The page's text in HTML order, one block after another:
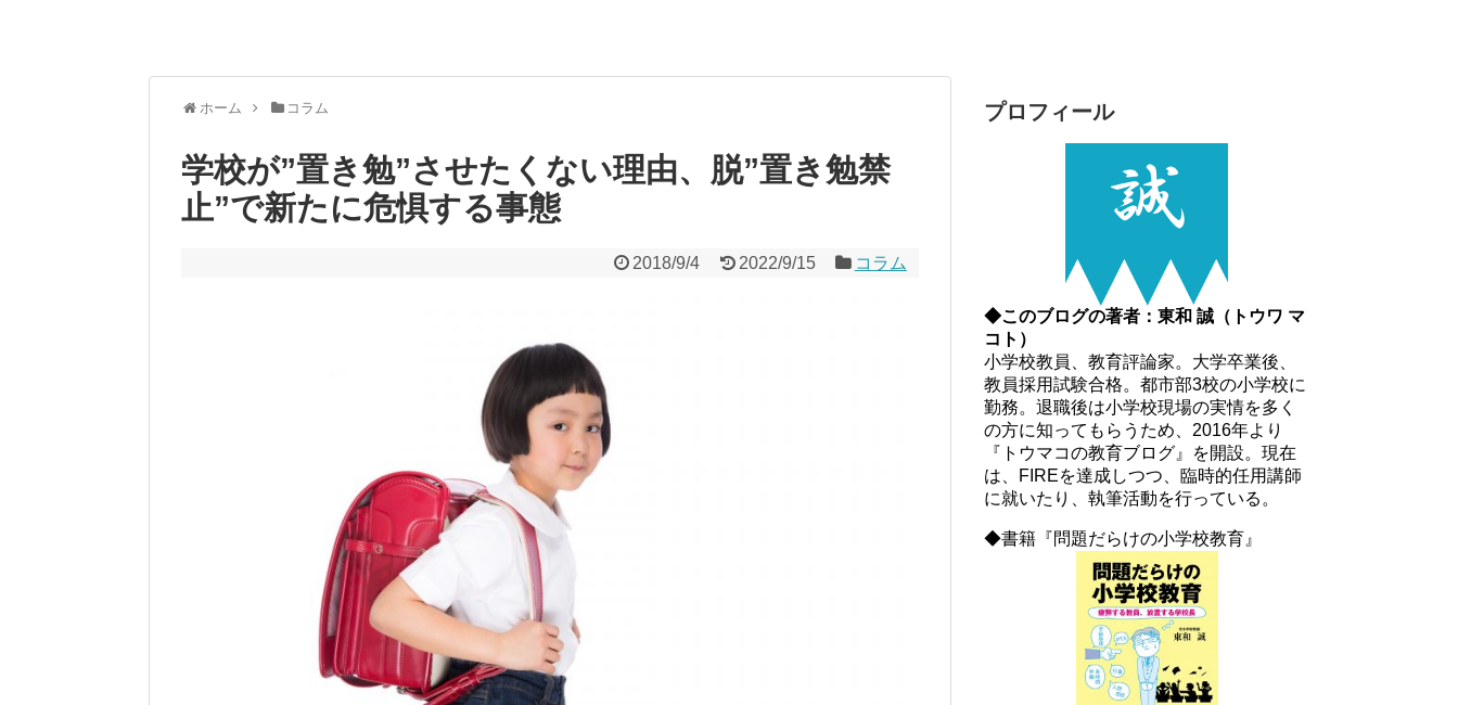
ホーム コラム
学校が”置き勉”させたくない理由、脱”置き勉禁
止”で新たに危惧する事態
2018/9/4 2022/9/15 コラム
プロフィール
◆このブログの著者：東和 誠（トウワ マ
コト）
小学校教員、教育評論家。大学卒業後、
教員採用試験合格。都市部3校の小学校に
勤務。退職後は小学校現場の実情を多く
の方に知ってもらうため、2016年より
『トウマコの教育ブログ』を開設。現在
は、FIREを達成しつつ、臨時的任用講師
に就いたり、執筆活動を行っている。
◆書籍『問題だらけの小学校教育』